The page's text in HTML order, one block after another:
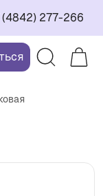
(4842) 277-266